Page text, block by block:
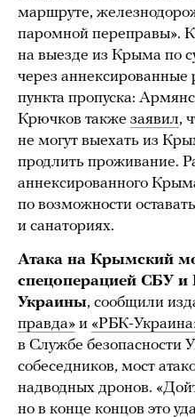
маршруте,
паромной переправы».
на выезде из Крыма по
через аннексированные
пункта пропуска:
Крючков также заявил,
не могут выехать из
продлить проживание.
аннексированного
по возможности
и санаториях.
Атака на Крымский
спецоперацией СБУ и
Украины, сообщили
правда» и «РБК-
в Службе безопасности
собеседников, мост
надводных дронов.
но в конце концов это